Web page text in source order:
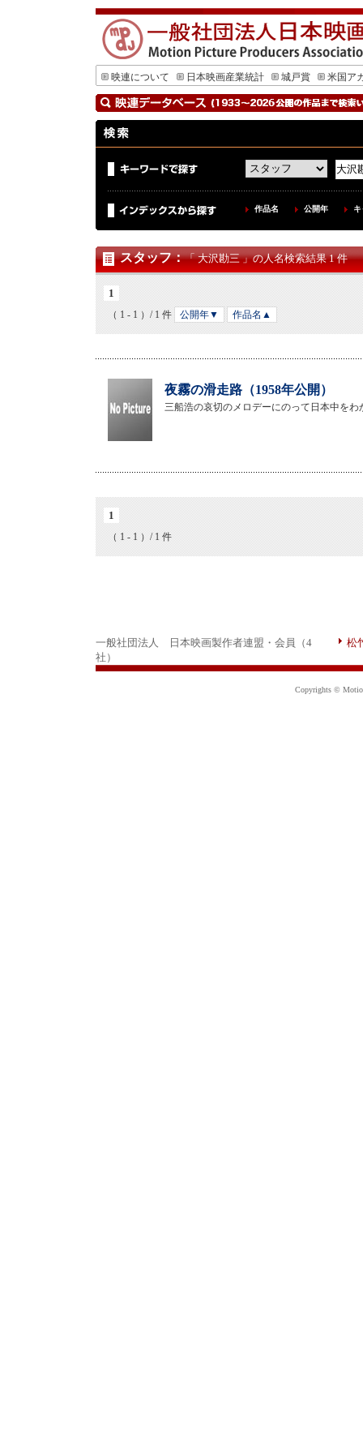
映連について 日本映画産業統計 城戸賞 米国ア
作品名 公開年
スタッフ：「 大沢勘三 」の人名検索結果 1 件
1
（ 1 - 1 ）/ 1 件 公開年▼ 作品名▲
夜霧の滑走路（1958年公開）
三船浩の哀切のメロデーにのって日本中を
1
（ 1 - 1 ）/ 1 件
一般社団法人 日本映画製作者連盟・会員（4
社）
松
Copyrights ©